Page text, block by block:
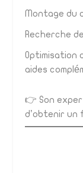
Montage du
Recherche
Optimisation
aides
👉 Son
d’obtenir un